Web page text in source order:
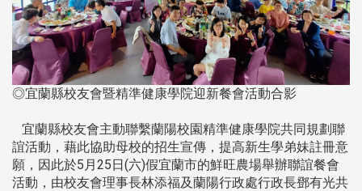
◎宜蘭縣校友會暨精準健康學院迎新餐會活動合影
宜蘭縣校友會主動聯繫蘭陽校園精準健康學院共同規劃聯
誼活動，藉此協助母校的招生宣傳，提高新生學弟妹註冊意
願，因此於5月25日(六)假宜蘭市的鮮旺農場舉辦聯誼餐會
活動，由校友會理事長林添福及蘭陽行政處行政長鄧有光共